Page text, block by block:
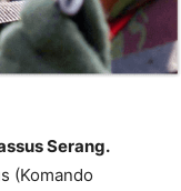
Serang.
(Komando